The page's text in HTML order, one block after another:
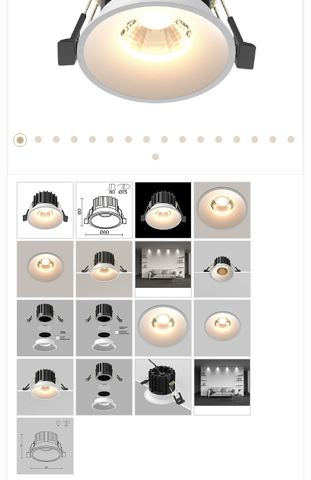
Дерево
Камень
Оникс
Бетон
Матовая
Лаппатированная
Сатинированная
Карвинг
Структурная
Страны
Россия
Индия
Китай